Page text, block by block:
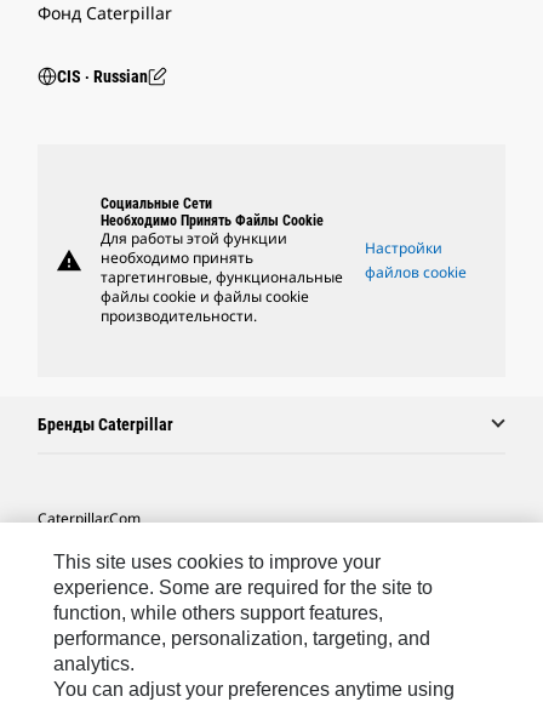
Фонд Caterpillar
CIS ‧ Russian
warning
Социальные Сети
Необходимо Принять Файлы Cookie
Для работы этой функции
необходимо принять
таргетинговые, функциональные
файлы cookie и файлы cookie
производительности.
Настройки
файлов cookie
Бренды Caterpillar
Caterpillar.com
Связаться С Caterpillar
Карта Сайта
Cookie Settings
Юридическая Информация
This site uses cookies to improve your
experience. Some are required for the site to
function, while others support features,
performance, personalization, targeting, and
analytics.
You can adjust your preferences anytime using